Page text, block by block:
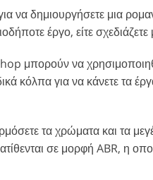
Μοντέλα που
Photoshop
συλλογές Ps
Κάρτες
Αγίου
πάρτι
να δημιουργήσετε μια
έργο, είτε
μπορούν να
κόλπα για να κάνετε τα
τα χρώματα και τα
σε μορφή ABR, η